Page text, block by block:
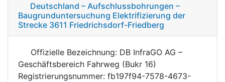
Deutschland – Aufschlussbohrungen –
Baugrunduntersuchung Elektrifizierung der
Strecke 3611 Friedrichsdorf-Friedberg
Offizielle Bezeichnung: DB InfraGO AG –
Geschäftsbereich Fahrweg (Bukr 16)
Registrierungsnummer: fb197f94-7578-4673-